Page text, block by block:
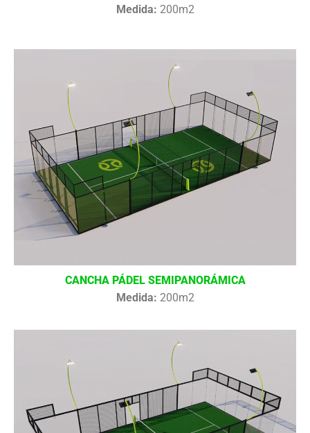
Medida: 200m2
CANCHA PÁDEL SEMIPANORÁMICA
Medida: 200m2